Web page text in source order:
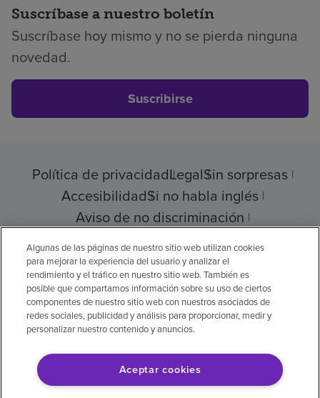
Suscríbase a nuestro boletín
Suscríbase hoy mismo y no se pierda ninguna
novedad.
Suscribirse
Política de privacidadLegalSin sorpresas
AccesibilidadSi no habla inglés
Aviso de no discriminación
Cumplimiento de los proveedores
© 2026 Encompass Health Corporation
Preferencias de cookies
Aviso legal: Se tradujo con la ayuda de
Algunas de las páginas de nuestro sitio web utilizan cookies
para mejorar la experiencia del usuario y analizar el
rendimiento y el tráfico en nuestro sitio web. También es
posible que compartamos información sobre su uso de ciertos
componentes de nuestro sitio web con nuestros asociados de
redes sociales, publicidad y análisis para proporcionar, medir y
personalizar nuestro contenido y anuncios.
Aceptar cookies